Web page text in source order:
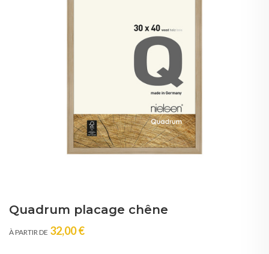
Quadrum placage chêne
À PARTIR DE 32,00 €